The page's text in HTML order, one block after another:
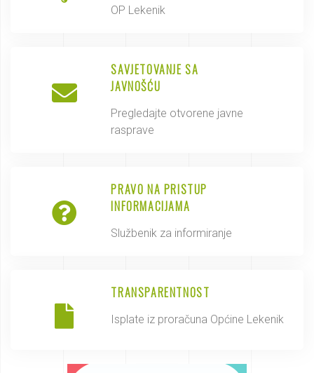
OP Lekenik
SAVJETOVANJE SA
JAVNOŠĆU
Pregledajte otvorene javne
rasprave
PRAVO NA PRISTUP
INFORMACIJAMA
Službenik za informiranje
TRANSPARENTNOST
Isplate iz proračuna Općine Lekenik